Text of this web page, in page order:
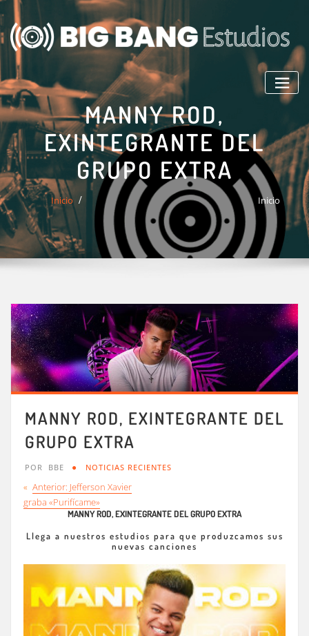
Saltar
al
contenido
MANNY ROD,
EXINTEGRANTE DEL
GRUPO EXTRA
MANNY ROD, EXINTEGRANTE DEL
GRUPO EXTRA
POR BBE NOTICIAS RECIENTES
« Anterior: Jefferson Xavier
graba «Purifícame»
MANNY ROD, EXINTEGRANTE DEL GRUPO EXTRA
Llega a nuestros estudios para que produzcamos sus
nuevas canciones